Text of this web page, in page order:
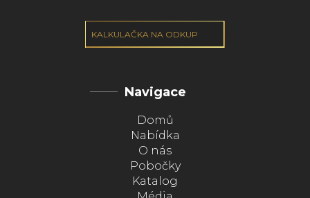
KALKULAČKA NA ODKUP
Navigace
Domů
Nabídka
O nás
Pobočky
Katalog